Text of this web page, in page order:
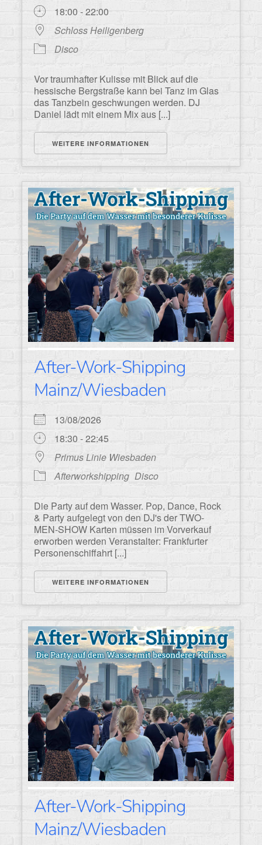
18:00 - 22:00
Schloss Heiligenberg
Disco
Vor traumhafter Kulisse mit Blick auf die
hessische Bergstraße kann bei Tanz im Glas
das Tanzbein geschwungen werden. DJ
Daniel lädt mit einem Mix aus [...]
WEITERE INFORMATIONEN
After-Work-Shipping
Mainz/Wiesbaden
13/08/2026
18:30 - 22:45
Primus Linie Wiesbaden
Afterworkshipping Disco
Die Party auf dem Wasser. Pop, Dance, Rock
& Party aufgelegt von den DJ's der TWO-
MEN-SHOW Karten müssen im Vorverkauf
erworben werden Veranstalter: Frankfurter
Personenschiffahrt [...]
WEITERE INFORMATIONEN
After-Work-Shipping
Mainz/Wiesbaden